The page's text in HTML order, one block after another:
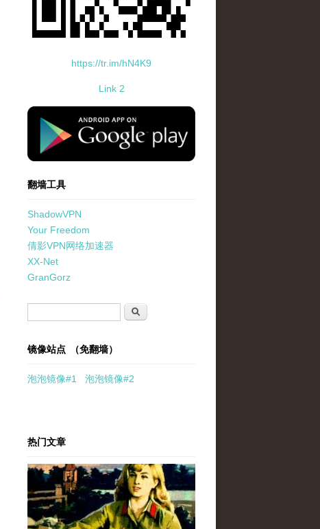
https://tr.im/hN4K9
Link 2
standard-icon-googleplay-app-store.png
翻墙工具
ShadowVPN
Your Freedom
倩影VPN网络加速器
XX-Net
GranGorz
搜索
镜像站点 （免翻墙）
泡泡镜像#1 泡泡镜像#2
热门文章